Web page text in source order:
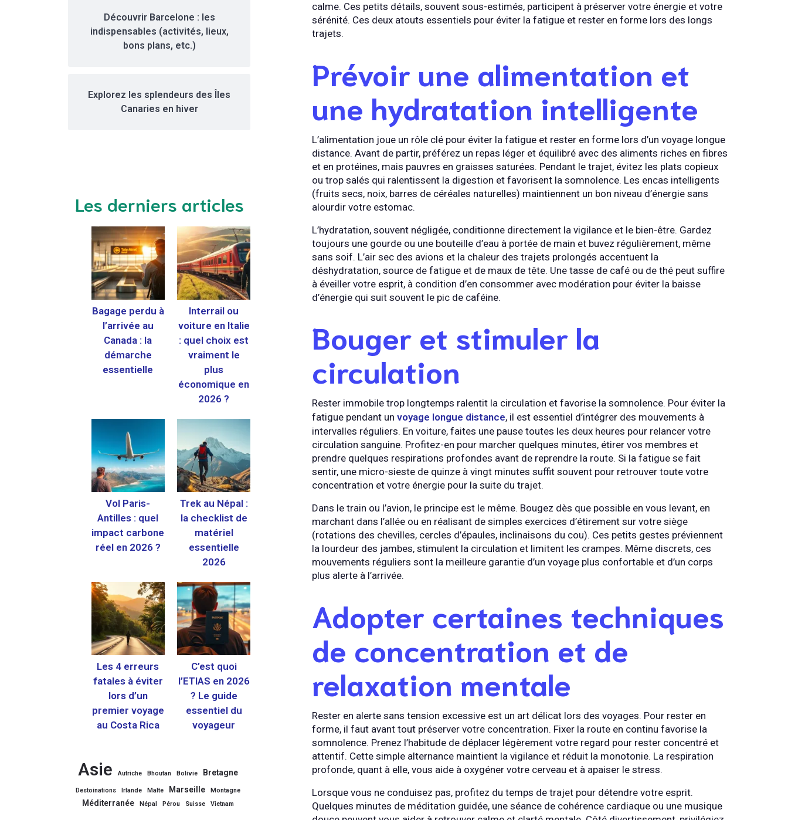
Découvrir Barcelone : les
indispensables (activités, lieux,
bons plans, etc.)
Explorez les splendeurs des Îles
Canaries en hiver
Les derniers articles
Bagage perdu à
l’arrivée au
Canada : la
démarche
essentielle
Interrail ou
voiture en Italie
: quel choix est
vraiment le
plus
économique en
2026 ?
Vol Paris-
Antilles : quel
impact carbone
réel en 2026 ?
Trek au Népal :
la checklist de
matériel
essentielle
2026
Les 4 erreurs
fatales à éviter
lors d’un
premier voyage
au Costa Rica
C’est quoi
l’ETIAS en 2026
? Le guide
essentiel du
voyageur
Asie Autriche Bhoutan Bolivie Bretagne
Destoinations Irlande Malte Marseille Montagne
Méditerranée Népal Pérou Suisse Vietnam
calme. Ces petits détails, souvent sous-estimés, participent à préserver votre énergie et votre
sérénité. Ces deux atouts essentiels pour éviter la fatigue et rester en forme lors des longs
trajets.
Prévoir une alimentation et
une hydratation intelligente
L’alimentation joue un rôle clé pour éviter la fatigue et rester en forme lors d’un voyage longue
distance. Avant de partir, préférez un repas léger et équilibré avec des aliments riches en fibres
et en protéines, mais pauvres en graisses saturées. Pendant le trajet, évitez les plats copieux
ou trop salés qui ralentissent la digestion et favorisent la somnolence. Les encas intelligents
(fruits secs, noix, barres de céréales naturelles) maintiennent un bon niveau d’énergie sans
alourdir votre estomac.
L’hydratation, souvent négligée, conditionne directement la vigilance et le bien-être. Gardez
toujours une gourde ou une bouteille d’eau à portée de main et buvez régulièrement, même
sans soif. L’air sec des avions et la chaleur des trajets prolongés accentuent la
déshydratation, source de fatigue et de maux de tête. Une tasse de café ou de thé peut suffire
à éveiller votre esprit, à condition d’en consommer avec modération pour éviter la baisse
d’énergie qui suit souvent le pic de caféine.
Bouger et stimuler la
circulation
Rester immobile trop longtemps ralentit la circulation et favorise la somnolence. Pour éviter la
fatigue pendant unvoyage longue distance, il est essentiel d’intégrer des mouvements à
intervalles réguliers. En voiture, faites une pause toutes les deux heures pour relancer votre
circulation sanguine. Profitez-en pour marcher quelques minutes, étirer vos membres et
prendre quelques respirations profondes avant de reprendre la route. Si la fatigue se fait
sentir, une micro-sieste de quinze à vingt minutes suffit souvent pour retrouver toute votre
concentration et votre énergie pour la suite du trajet.
Dans le train ou l’avion, le principe est le même. Bougez dès que possible en vous levant, en
marchant dans l’allée ou en réalisant de simples exercices d’étirement sur votre siège
(rotations des chevilles, cercles d’épaules, inclinaisons du cou). Ces petits gestes préviennent
la lourdeur des jambes, stimulent la circulation et limitent les crampes. Même discrets, ces
mouvements réguliers sont la meilleure garantie d’un voyage plus confortable et d’un corps
plus alerte à l’arrivée.
Adopter certaines techniques
de concentration et de
relaxation mentale
Rester en alerte sans tension excessive est un art délicat lors des voyages. Pour rester en
forme, il faut avant tout préserver votre concentration. Fixer la route en continu favorise la
somnolence. Prenez l’habitude de déplacer légèrement votre regard pour rester concentré et
attentif. Cette simple alternance maintient la vigilance et réduit la monotonie. La respiration
profonde, quant à elle, vous aide à oxygéner votre cerveau et à apaiser le stress.
Lorsque vous ne conduisez pas, profitez du temps de trajet pour détendre votre esprit.
Quelques minutes de méditation guidée, une séance de cohérence cardiaque ou une musique